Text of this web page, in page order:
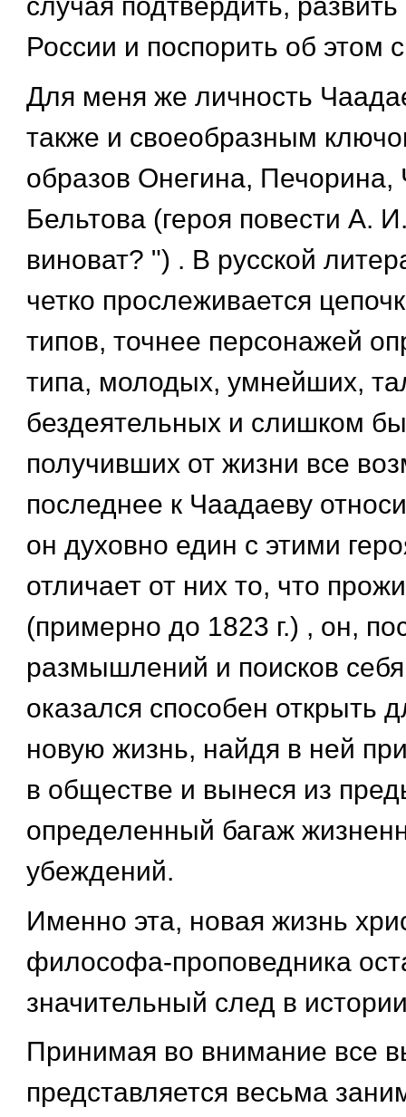
России и поспорить об этом
Для меня же личность
также и своеобразным
образов Онегина, Печорина,
Бельтова (героя повести А.
виноват? ") . В русской
четко прослеживается
типов, точнее персонажей
типа, молодых, умнейших,
бездеятельных и слишком
получивших от жизни все
последнее к Чаадаеву
он духовно един с этими
отличает от них то, что
(примерно до 1823 г.) , он,
размышлений и поисков себя
оказался способен открыть
новую жизнь, найдя в ней
в обществе и вынеся из
определенный багаж
убеждений.
Именно эта, новая жизнь
философа-проповедника
значительный след в
Принимая во внимание все
представляется весьма